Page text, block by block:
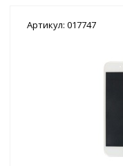
Артикул: 017747